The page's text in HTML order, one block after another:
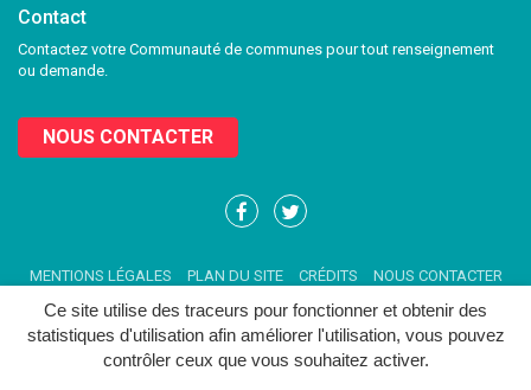
Ce site utilise des traceurs pour fonctionner et obtenir des
statistiques d'utilisation afin améliorer l'utilisation, vous pouvez
contrôler ceux que vous souhaitez activer.
Contact
Contactez votre Communauté de communes pour tout renseignement
ou demande.
NOUS CONTACTER
Lien
compte
Facebook
Lien
compte
Twitter
MENTIONS LÉGALES PLAN DU SITE CRÉDITS NOUS CONTACTER